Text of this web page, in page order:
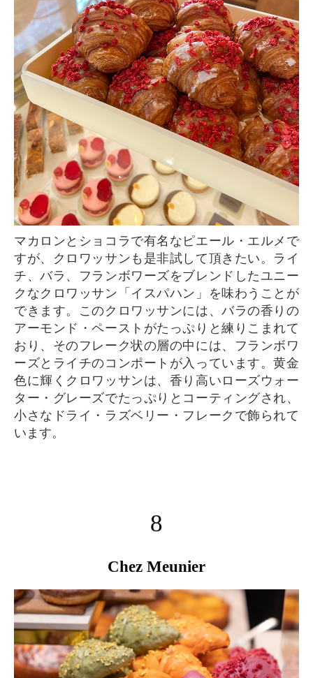
マカロンとショコラで有名なピエール・エルメで
すが、クロワッサンも是非試して頂きたい。ライ
チ、バラ、フランボワーズをブレンドしたユニー
クなクロワッサン「イスパハン」を味わうことが
できます。このクロワッサンには、バラの香りの
アーモンド・ペーストがたっぷりと練りこまれて
おり、そのフレーク状の層の中には、フランボワ
ーズとライチのコンポートが入っています。黄金
色に輝くクロワッサンは、香り高いローズウォー
ター・グレーズでたっぷりとコーティングされ、
小さなドライ・ラズベリー・フレークで飾られて
います。
8
Chez Meunier